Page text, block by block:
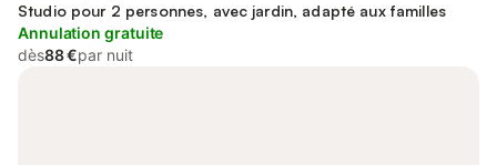
Studio pour 2 personnes, avec jardin, adapté aux familles
Annulation gratuite
dès88 €par nuit